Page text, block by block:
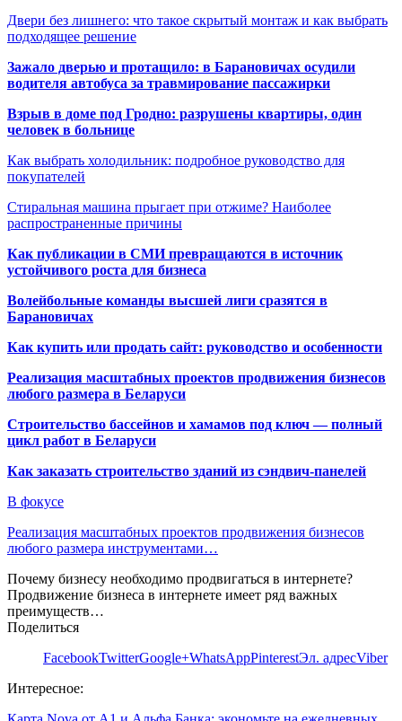
Двери без лишнего: что такое скрытый монтаж и как выбрать
подходящее решение
Зажало дверью и протащило: в Барановичах осудили
водителя автобуса за травмирование пассажирки
Взрыв в доме под Гродно: разрушены квартиры, один
человек в больнице
Как выбрать холодильник: подробное руководство для
покупателей
Стиральная машина прыгает при отжиме? Наиболее
распространенные причины
Как публикации в СМИ превращаются в источник
устойчивого роста для бизнеса
Волейбольные команды высшей лиги сразятся в
Барановичах
Как купить или продать сайт: руководство и особенности
Реализация масштабных проектов продвижения бизнесов
любого размера в Беларуси
Строительство бассейнов и хамамов под ключ — полный
цикл работ в Беларуси
Как заказать строительство зданий из сэндвич-панелей
В фокусе
Реализация масштабных проектов продвижения бизнесов
любого размера инструментами…
Почему бизнесу необходимо продвигаться в интернете?
Продвижение бизнеса в интернете имеет ряд важных
преимуществ…
Поделиться
FacebookTwitterGoogle+WhatsAppPinterestЭл. адресViber
Интересное: